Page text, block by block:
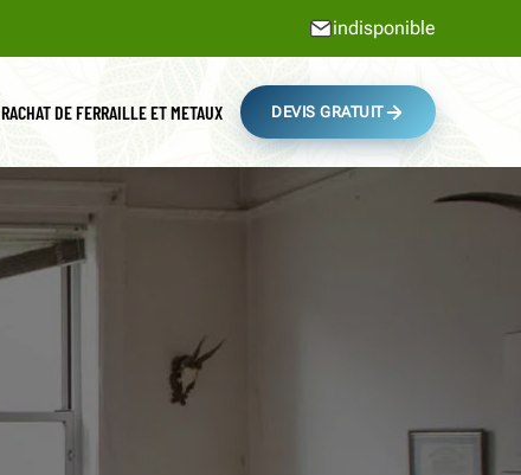
indisponible
RACHAT DE FERRAILLE ET METAUX DEVIS GRATUIT